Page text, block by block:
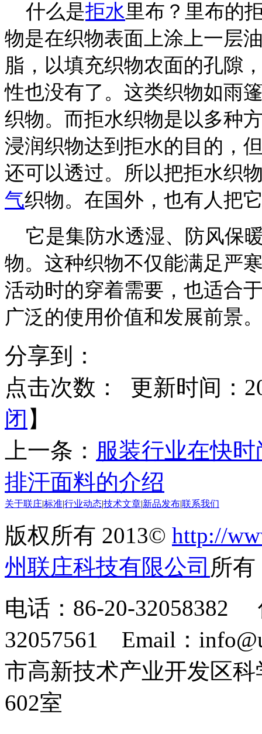
什么是拒水里布？里布的
物是在织物表面上涂上一层
脂，以填充织物农面的孔隙
性也没有了。这类织物如雨
织物。而拒水织物是以多种
浸润织物达到拒水的目的，
还可以透过。所以把拒水织
气织物。在国外，也有人把
它是集防水透湿、防风保
物。这种织物不仅能满足严
活动时的穿着需要，也适合
广泛的使用价值和发展前景
分享到：
点击次数：
更新时间：
闭 】
上一条： 服装行业在快
排汗面料的介绍
关于联庄标准行业动态技术文章 新品发布联系我们
版权所有 2013© http://
州联庄科技有限公司 所
电话：86-20-32058382
32057561 Email：
市高新技术产业开发区
602室